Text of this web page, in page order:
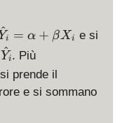
h
a
t
^i = α + βXi e si
Y
^i. Più
prende il
e si sommano